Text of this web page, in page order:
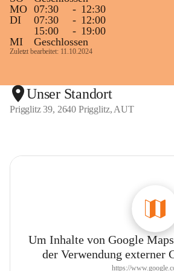
MO 07:30 - 12:30
DI
07:30 - 12:00
15:00
- 19:00
MI
Geschlossen
Zuletzt bearbeitet: 11.10.2024
Unser Standort
Prigglitz 39, 2640 Prigglitz, AUT
Um Inhalte von Google
der Verwendung externer
https://